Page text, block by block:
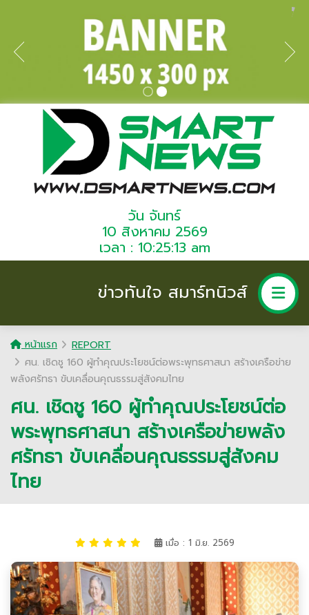
วัน จันทร์
10 สิงหาคม 2569
เวลา : 10:25:13 am
ข่าวทันใจ สมาร์ทนิวส์
หน้าแรก
REPORT
ศน. เชิดชู 160 ผู้ทำคุณประโยชน์ต่อพระพุทธศาสนา สร้างเครือข่าย
พลังศรัทธา ขับเคลื่อนคุณธรรมสู่สังคมไทย
ศน. เชิดชู 160 ผู้ทำคุณประโยชน์ต่อ
พระพุทธศาสนา สร้างเครือข่ายพลัง
ศรัทธา ขับเคลื่อนคุณธรรมสู่สังคม
ไทย
เมื่อ : 1 มิ.ย. 2569